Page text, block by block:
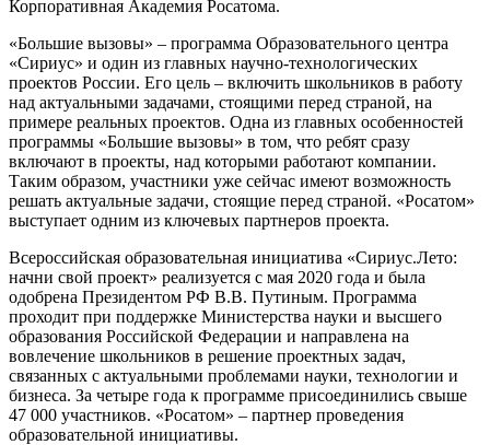
Корпоративная Академия Росатома.
«Большие вызовы» – программа Образовательного центра
«Сириус» и один из главных научно-технологических
проектов России. Его цель – включить школьников в работу
над актуальными задачами, стоящими перед страной, на
примере реальных проектов. Одна из главных особенностей
программы «Большие вызовы» в том, что ребят сразу
включают в проекты, над которыми работают компании.
Таким образом, участники уже сейчас имеют возможность
решать актуальные задачи, стоящие перед страной. «Росатом»
выступает одним из ключевых партнеров проекта.
Всероссийская образовательная инициатива «Сириус.Лето:
начни свой проект» реализуется с мая 2020 года и была
одобрена Президентом РФ В.В. Путиным. Программа
проходит при поддержке Министерства науки и высшего
образования Российской Федерации и направлена на
вовлечение школьников в решение проектных задач,
связанных с актуальными проблемами науки, технологии и
бизнеса. За четыре года к программе присоединились свыше
47 000 участников. «Росатом» – партнер проведения
образовательной инициативы.